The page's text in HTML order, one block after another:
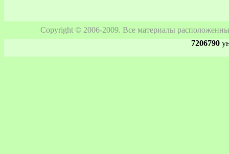
Copyright © 2006-2009. Все материалы
7206790